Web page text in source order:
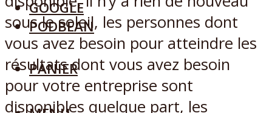
GOOGLE
PODBEAN
PANIER
sous le soleil, les personnes dont
vous avez besoin pour atteindre les
résultats dont vous avez besoin
pour votre entreprise sont
disponibles quelque part, les